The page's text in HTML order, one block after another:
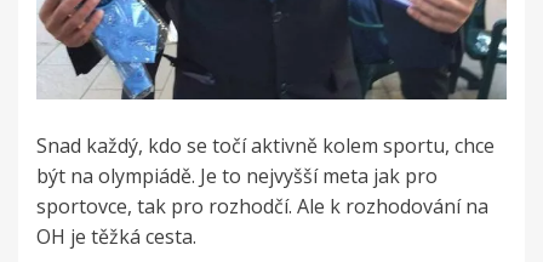
Snad každý, kdo se točí aktivně kolem sportu, chce
být na olympiádě. Je to nejvyšší meta jak pro
sportovce, tak pro rozhodčí. Ale k rozhodování na
OH je těžká cesta.